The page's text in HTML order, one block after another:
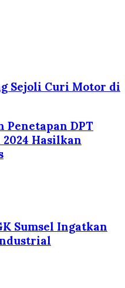
Sejoli Curi Motor di
Penetapan DPT
Hasilkan
Sumsel Ingatkan